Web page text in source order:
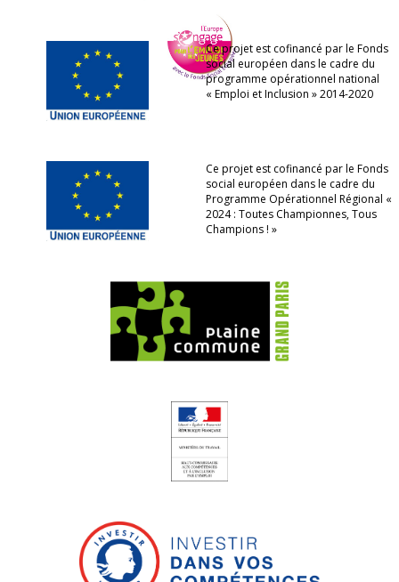
Ce projet est cofinancé par le Fonds
social européen dans le cadre du
programme opérationnel national
« Emploi et Inclusion » 2014-2020
Ce projet est cofinancé par le Fonds
social européen dans le cadre du
Programme Opérationnel Régional «
2024 : Toutes Championnes, Tous
Champions ! »